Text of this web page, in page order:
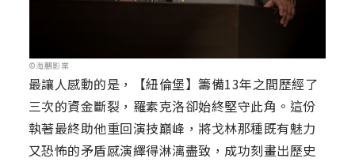
©海鵬影業
最讓人感動的是，【紐倫堡】籌備13年之間歷經了
三次的資金斷裂，羅素克洛卻始終堅守此角。這份
執著最終助他重回演技巔峰，將戈林那種既有魅力
又恐怖的矛盾感演繹得淋漓盡致，成功刻畫出歷史